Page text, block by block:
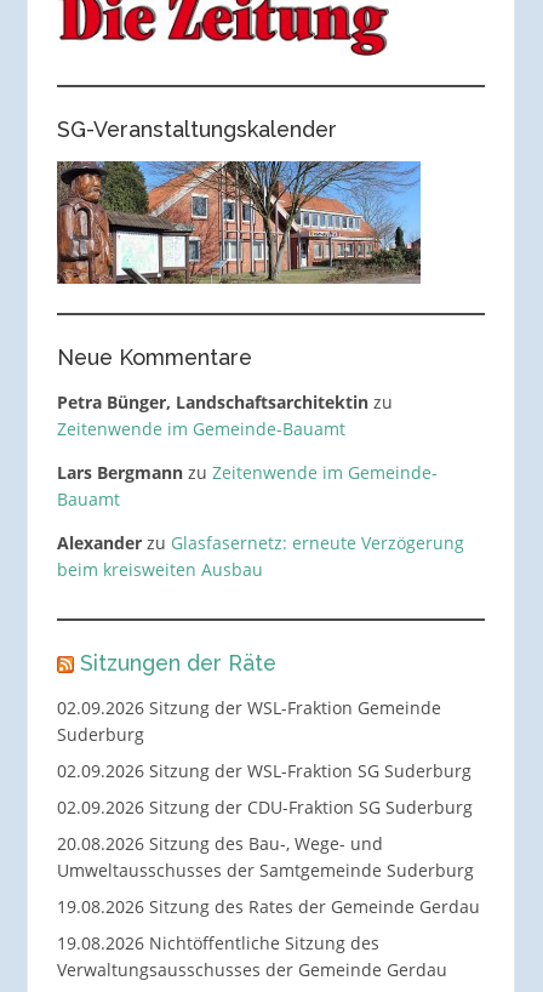
SG-Veranstaltungskalender
Neue Kommentare
Petra Bünger, Landschaftsarchitektinzu
Zeitenwende im Gemeinde-Bauamt
Lars Bergmannzu Zeitenwende im Gemeinde-
Bauamt
Alexanderzu Glasfasernetz: erneute Verzögerung
beim kreisweiten Ausbau
Sitzungen der Räte
02.09.2026 Sitzung der WSL-Fraktion Gemeinde
Suderburg
02.09.2026 Sitzung der WSL-Fraktion SG Suderburg
02.09.2026 Sitzung der CDU-Fraktion SG Suderburg
20.08.2026 Sitzung des Bau-, Wege- und
Umweltausschusses der Samtgemeinde Suderburg
19.08.2026 Sitzung des Rates der Gemeinde Gerdau
19.08.2026 Nichtöffentliche Sitzung des
Verwaltungsausschusses der Gemeinde Gerdau